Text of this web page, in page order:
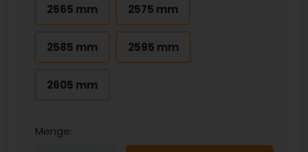
2565 mm 2575 mm
2585 mm 2595 mm
2605 mm
Menge: